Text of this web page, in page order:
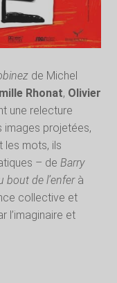
de Michel
Rhonat, Olivier
une relecture
images projetées,
les mots, ils
– de Barry
bout de l’enferà
collective et
l’imaginaire et